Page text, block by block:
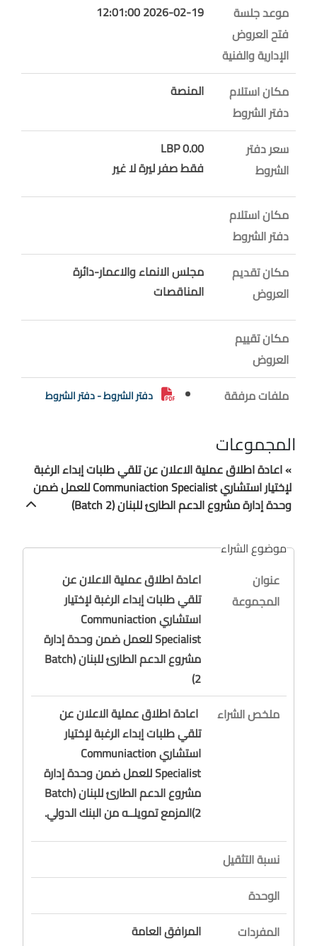
موعد جلسة
فتح العروض
الإدارية والفنية
2026-02-19 12:01:00
مكان استلام
دفتر الشروط
المنصة
سعر دفتر
الشروط
0.00 LBP
فقط صفر ليرة لا غير
مكان استلام
دفتر الشروط
مكان تقديم
العروض
مجلس الانماء والاعمار-دائرة
المناقصات
مكان تقييم
العروض
ملفات مرفقة
دفتر الشروط - دفتر الشروط
المجموعات
» اعادة اطلاق عملية الاعلان عن تلقي طلبات إبداء الرغبة
لإختيار استشاري Communiaction Specialist للعمل ضمن
وحدة إدارة مشروع الدعم الطارئ للبنان (Batch 2)
موضوع الشراء
عنوان
المجموعة
اعادة اطلاق عملية الاعلان عن
تلقي طلبات إبداء الرغبة لإختيار
استشاري Communiaction
Specialist للعمل ضمن وحدة إدارة
مشروع الدعم الطارئ للبنان (Batch
2)
ملخص الشراء
اعادة اطلاق عملية الاعلان عن
تلقي طلبات إبداء الرغبة لإختيار
استشاري Communiaction
Specialist للعمل ضمن وحدة إدارة
مشروع الدعم الطارئ للبنان (Batch
2)المزمع تمويلــه من البنك الدولي.
نسبة التثقيل
الوحدة
المفردات
المرافق العامة